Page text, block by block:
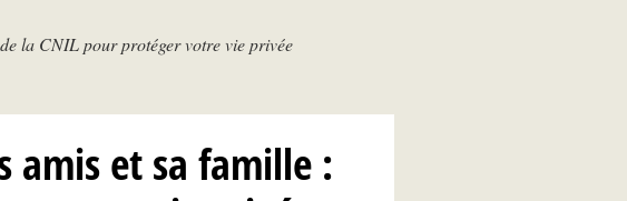
N
la CNIL pour protéger votre vie privée
amis et sa famille :